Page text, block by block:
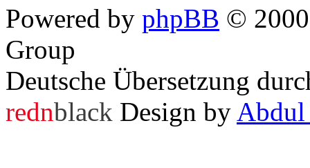
Powered by phpBB ©
Group
Deutsche Übersetzung
rednblack Design by Abdul